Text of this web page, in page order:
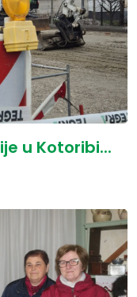
u Kotoribi...